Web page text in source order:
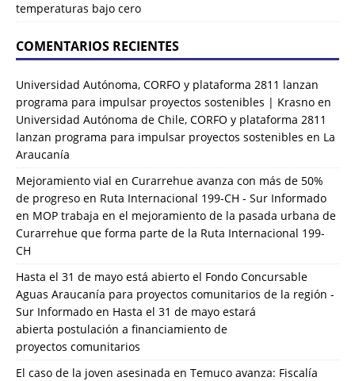
temperaturas bajo cero
COMENTARIOS RECIENTES
Universidad Autónoma, CORFO y plataforma 2811 lanzan
programa para impulsar proyectos sostenibles | Krasno en
Universidad Autónoma de Chile, CORFO y plataforma 2811
lanzan programa para impulsar proyectos sostenibles en La
Araucanía
Mejoramiento vial en Curarrehue avanza con más de 50%
de progreso en Ruta Internacional 199-CH - Sur Informado
en MOP trabaja en el mejoramiento de la pasada urbana de
Curarrehue que forma parte de la Ruta Internacional 199-
CH
Hasta el 31 de mayo está abierto el Fondo Concursable
Aguas Araucanía para proyectos comunitarios de la región -
Sur Informado en Hasta el 31 de mayo estará
abierta postulación a financiamiento de
proyectos comunitarios
El caso de la joven asesinada en Temuco avanza: Fiscalía